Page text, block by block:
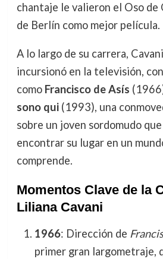
chantaje le valieron el Oso de
de Berlín como mejor película.
A lo largo de su carrera,
incursionó en la televisión,
como Francisco de Asís
sono qui(1993), una
sobre un joven sordomudo
encontrar su lugar en un
comprende.
Momentos Clave de la
Liliana Cavani
1966: Dirección de
primer gran largometraje,